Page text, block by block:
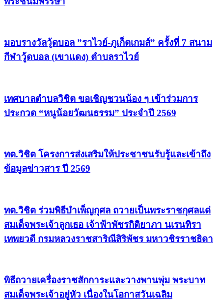
มอบรางวัลวู้ดบอล ”ราไวย์-ภูเก็ตเกมส์” ครั้งที่ 7 สนาม
กีฬาวู้ดบอล (เขาแดง) ตำบลราไวย์
เทศบาลตำบลวิชิต ขอเชิญชวนน้อง ๆ เข้าร่วมการ
ประกวด “หนูน้อยวัฒนธรรม” ประจำปี 2569
ทต.วิชิต โครงการส่งเสริมให้ประชาชนรับรู้และเข้าถึง
ข้อมูลข่าวสาร ปี 2569
ทต.วิชิต ร่วมพิธีบำเพ็ญกุศล ถวายเป็นพระราชกุศลแด่
สมเด็จพระเจ้าลูกเธอ เจ้าฟ้าพัชรกิติยาภา นเรนทิรา
เทพยวดี กรมหลวงราชสาริณีสิริพัชร มหาวชิรราชธิดา
พิธีถวายเครื่องราชสักการะและวางพานพุ่ม พระบาท
สมเด็จพระเจ้าอยู่หัว เนื่องในโอกาสวันเฉลิม